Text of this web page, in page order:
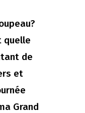
quelle
de
et
Grand